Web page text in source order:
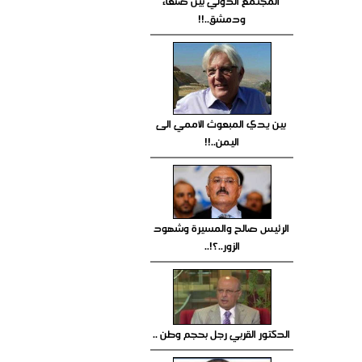
ودمشق..!!
بين يدي المبعوث الأممي الى
اليمن..!!
الرئيس صالح والمسيرة وشهود
الزور..؟!..
الدكتور القربي رجل بحجم وطن ..